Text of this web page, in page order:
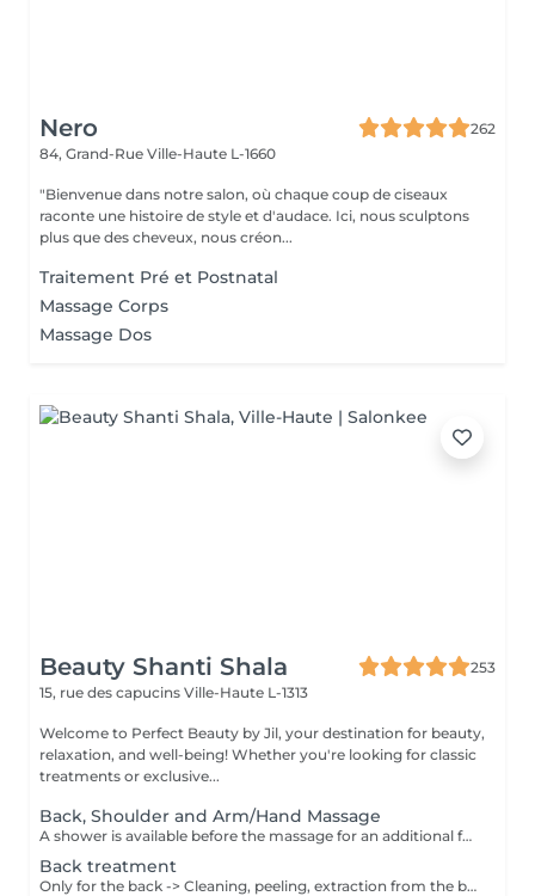
Nero
262
84, Grand-Rue Ville-Haute L-1660
"Bienvenue dans notre salon, où chaque coup de ciseaux
raconte une histoire de style et d'audace. Ici, nous sculptons
plus que des cheveux, nous créon...
Traitement Pré et Postnatal
Massage Corps
Massage Dos
Beauty Shanti Shala
253
15, rue des capucins Ville-Haute L-1313
Welcome to Perfect Beauty by Jil, your destination for beauty,
relaxation, and well-being! Whether you're looking for classic
treatments or exclusive...
Back, Shoulder and Arm/Hand Massage
A shower is available before the massage for an additional fee of 15 €. Please shower at home or if we notice that you haven't showered, we will still charge 15 €. Thank you for your understanding. The massages are performed with sufficient pressure and attention to detail, ensuring that areas such as knees and elbows are not overlooked.
Back treatment
Only for the back -> Cleaning, peeling, extraction from the black points & pimples, massage 10min and mask 10min